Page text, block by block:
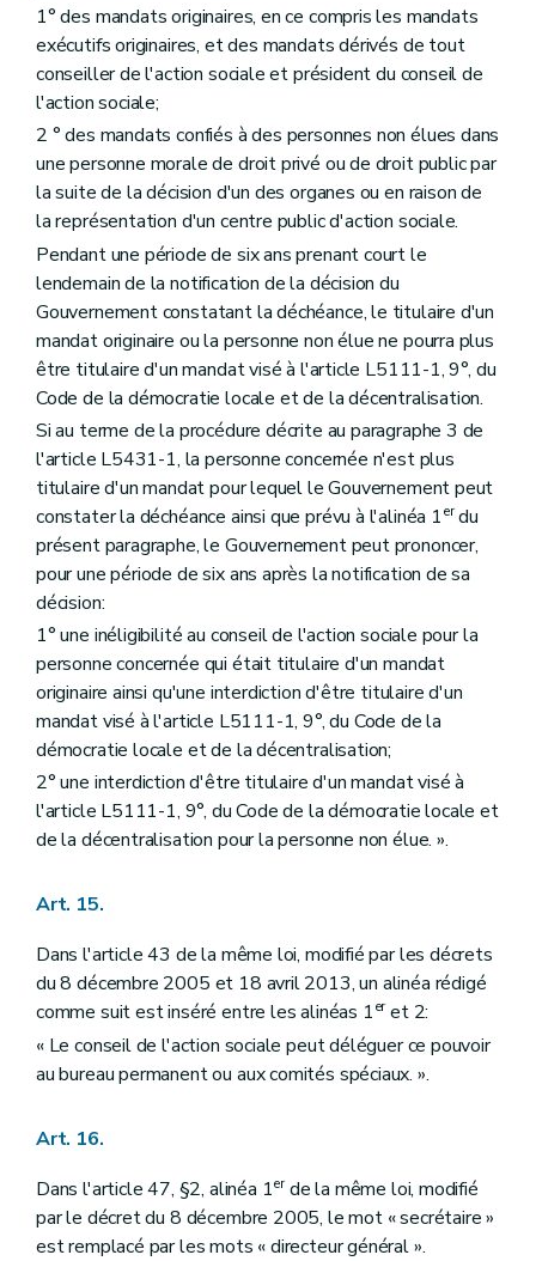
1° des mandats originaires, en ce compris les mandats
exécutifs originaires, et des mandats dérivés de tout
conseiller de l'action sociale et président du conseil de
l'action sociale;
2 ° des mandats confiés à des personnes non élues dans
une personne morale de droit privé ou de droit public par
la suite de la décision d'un des organes ou en raison de
la représentation d'un centre public d'action sociale.
Pendant une période de six ans prenant court le
lendemain de la notification de la décision du
Gouvernement constatant la déchéance, le titulaire d'un
mandat originaire ou la personne non élue ne pourra plus
être titulaire d'un mandat visé à l'article L5111-1, 9°, du
Code de la démocratie locale et de la décentralisation.
Si au terme de la procédure décrite au paragraphe 3 de
l'article L5431-1, la personne concernée n'est plus
titulaire d'un mandat pour lequel le Gouvernement peut
constater la déchéance ainsi que prévu à l'alinéa 1erdu
présent paragraphe, le Gouvernement peut prononcer,
pour une période de six ans après la notification de sa
décision:
1° une inéligibilité au conseil de l'action sociale pour la
personne concernée qui était titulaire d'un mandat
originaire ainsi qu'une interdiction d'être titulaire d'un
mandat visé à l'article L5111-1, 9°, du Code de la
démocratie locale et de la décentralisation;
2° une interdiction d'être titulaire d'un mandat visé à
l'article L5111-1, 9°, du Code de la démocratie locale et
de la décentralisation pour la personne non élue. ».
Art. 15.
Dans l'article 43 de la même loi, modifié par les décrets
du 8 décembre 2005 et 18 avril 2013, un alinéa rédigé
comme suit est inséré entre les alinéas 1eret 2:
« Le conseil de l'action sociale peut déléguer ce pouvoir
au bureau permanent ou aux comités spéciaux. ».
Art. 16.
Dans l'article 47, §2, alinéa 1erde la même loi, modifié
par le décret du 8 décembre 2005, le mot « secrétaire »
est remplacé par les mots « directeur général ».